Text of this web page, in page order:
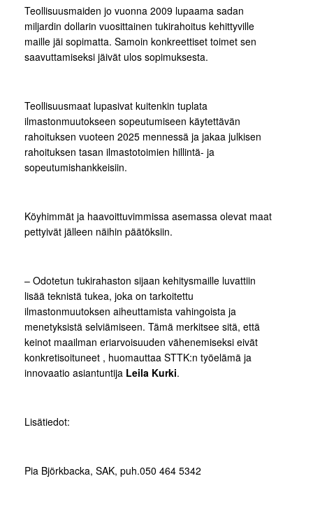
Teollisuusmaiden jo vuonna 2009 lupaama sadan
miljardin dollarin vuosittainen tukirahoitus kehittyville
maille jäi sopimatta. Samoin konkreettiset toimet sen
saavuttamiseksi jäivät ulos sopimuksesta.
Teollisuusmaat lupasivat kuitenkin tuplata
ilmastonmuutokseen sopeutumiseen käytettävän
rahoituksen vuoteen 2025 mennessä ja jakaa julkisen
rahoituksen tasan ilmastotoimien hillintä- ja
sopeutumishankkeisiin.
Köyhimmät ja haavoittuvimmissa asemassa olevat maat
pettyivät jälleen näihin päätöksiin.
– Odotetun tukirahaston sijaan kehitysmaille luvattiin
lisää teknistä tukea, joka on tarkoitettu
ilmastonmuutoksen aiheuttamista vahingoista ja
menetyksistä selviämiseen. Tämä merkitsee sitä, että
keinot maailman eriarvoisuuden vähenemiseksi eivät
konkretisoituneet , huomauttaa STTK:n työelämä ja
innovaatio asiantuntija Leila Kurki.
Lisätiedot:
Pia Björkbacka, SAK, puh.050 464 5342